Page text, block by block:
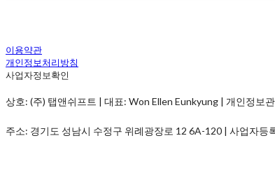
이용약관
개인정보처리방침
사업자정보확인
상호: (주) 탭앤쉬프트 | 대표: Won Ellen Eunkyung | 개인정
주소: 경기도 성남시 수정구 위례광장로 12 6A-120 | 사업자등